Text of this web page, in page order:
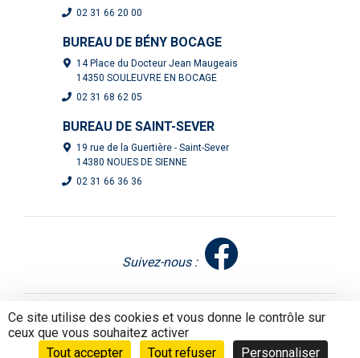
02 31 66 20 00
BUREAU DE BÉNY BOCAGE
14 Place du Docteur Jean Maugeais
14350 SOULEUVRE EN BOCAGE
02 31 68 62 05
BUREAU DE SAINT-SEVER
19 rue de la Guertière - Saint-Sever
14380 NOUES DE SIENNE
02 31 66 36 36
Suivez-nous :
Mentions légales|Politique de confidentialité- Réalisation
Mediapilote Normandie
Ce site utilise des cookies et vous donne le contrôle sur
ceux que vous souhaitez activer
Tout accepter
Tout refuser Personnaliser